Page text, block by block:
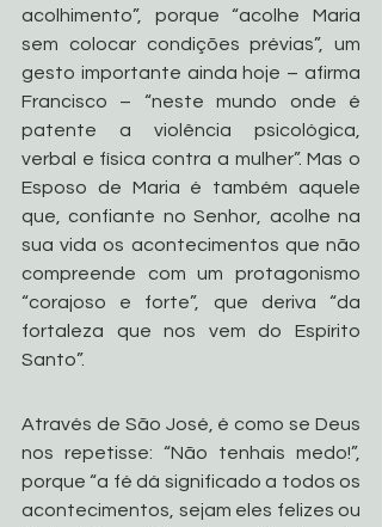
acolhimento”, porque “acolhe Maria
sem colocar condições prévias”, um
gesto importante ainda hoje – afirma
Francisco – “neste mundo onde é
patente a violência psicológica,
verbal e física contra a mulher”. Mas o
Esposo de Maria é também aquele
que, confiante no Senhor, acolhe na
sua vida os acontecimentos que não
compreende com um protagonismo
“corajoso e forte”, que deriva “da
fortaleza que nos vem do Espírito
Santo”.
Através de São José, é como se Deus
nos repetisse: “Não tenhais medo!”,
porque “a fé dá significado a todos os
acontecimentos, sejam eles felizes ou